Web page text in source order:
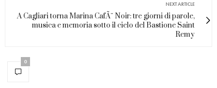
NEXT ARTICLE
A Cagliari torna Marina CafÃ¨ Noir: tre giorni di parole,
musica e memoria sotto il cielo del Bastione Saint
Remy
0